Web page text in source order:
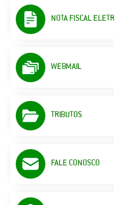
NOTA FISCAL
WEBMAIL
TRIBUTOS
FALE CONOSCO